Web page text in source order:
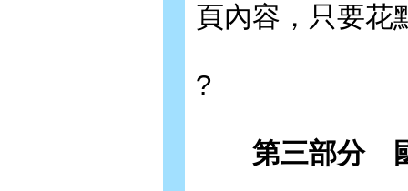
頁內容，只要花
?
第三部分